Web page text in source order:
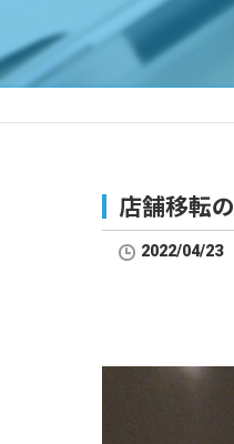
店舗移転
2022/04/23